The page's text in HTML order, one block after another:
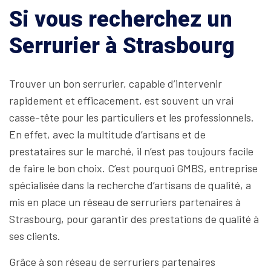
Si vous recherchez un
Serrurier à Strasbourg
Trouver un bon serrurier, capable d’intervenir
rapidement et efficacement, est souvent un vrai
casse-tête pour les particuliers et les professionnels.
En effet, avec la multitude d’artisans et de
prestataires sur le marché, il n’est pas toujours facile
de faire le bon choix. C’est pourquoi GMBS, entreprise
spécialisée dans la recherche d’artisans de qualité, a
mis en place un réseau de serruriers partenaires à
Strasbourg, pour garantir des prestations de qualité à
ses clients.
Grâce à son réseau de serruriers partenaires